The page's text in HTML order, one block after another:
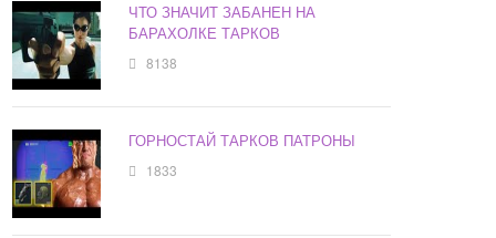
ЧТО ЗНАЧИТ ЗАБАНЕН НА
БАРАХОЛКЕ ТАРКОВ
8138
ГОРНОСТАЙ ТАРКОВ ПАТРОНЫ
1833